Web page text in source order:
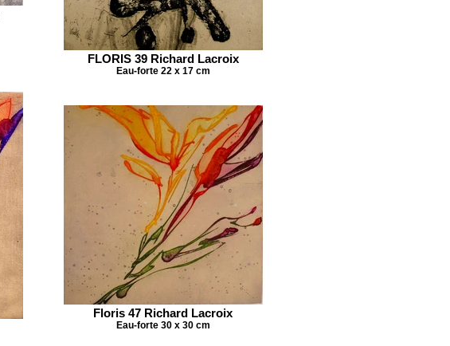
FLORIS 39 Richard Lacroix
Eau-forte 22 x 17 cm
Floris 47 Richard Lacroix
Eau-forte 30 x 30 cm